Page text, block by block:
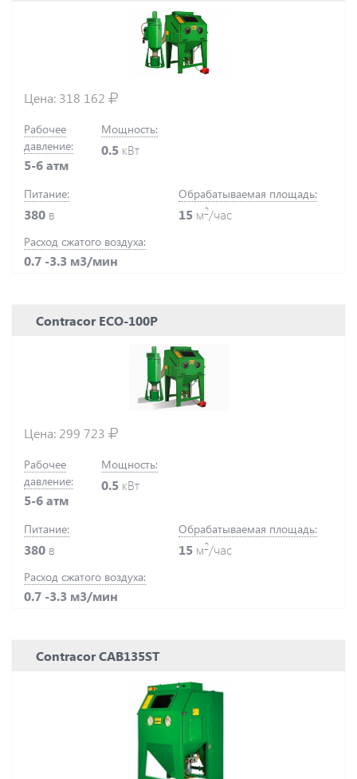
Цена: 318 162
Рабочее
давление:
5-6 атм
Мощность:
0.5 кВт
Питание:
380 в
Обрабатываемая площадь:
15 м2/час
Расход сжатого воздуха:
0.7 -3.3 м3/мин
Contracor ECO-100P
Цена: 299 723
Рабочее
давление:
5-6 атм
Мощность:
0.5 кВт
Питание:
380 в
Обрабатываемая площадь:
15 м2/час
Расход сжатого воздуха:
0.7 -3.3 м3/мин
Contracor CAB135ST